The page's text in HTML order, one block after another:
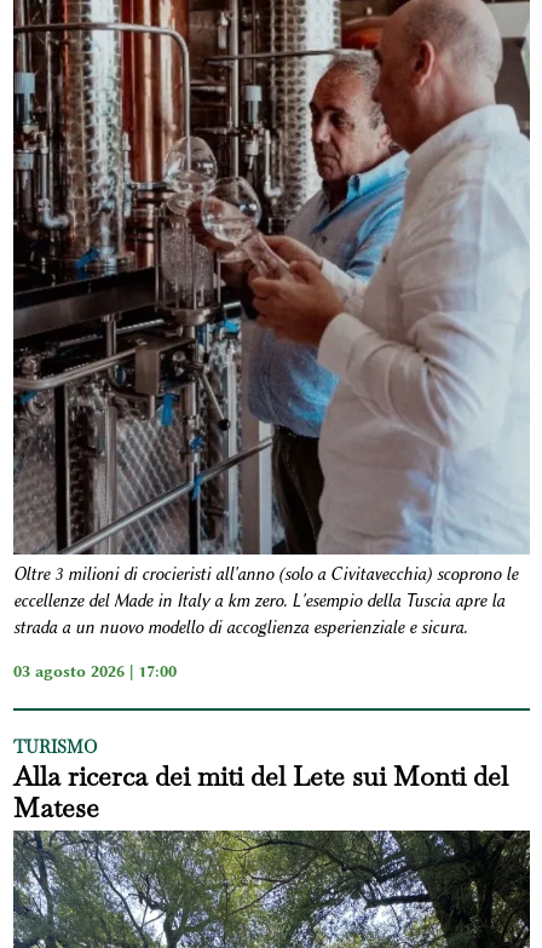
Oltre 3 milioni di crocieristi all'anno (solo a Civitavecchia) scoprono le
eccellenze del Made in Italy a km zero. L'esempio della Tuscia apre la
strada a un nuovo modello di accoglienza esperienziale e sicura.
03 agosto 2026 | 17:00
TURISMO
Alla ricerca dei miti del Lete sui Monti del
Matese